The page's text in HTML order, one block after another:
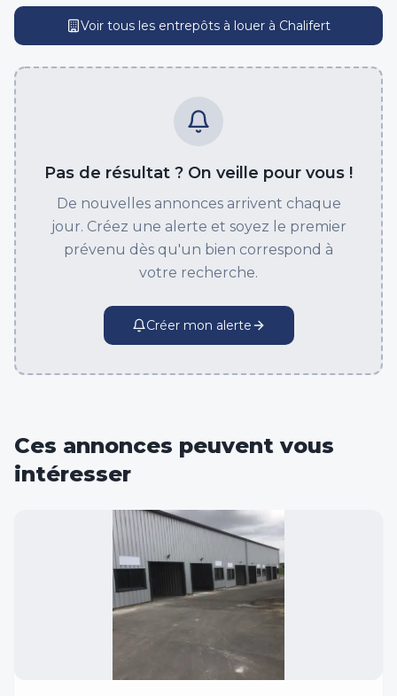
Voir tous les entrepôts à louer à Chalifert
Pas de résultat ? On veille pour vous !
De nouvelles annonces arrivent chaque
jour. Créez une alerte et soyez le premier
prévenu dès qu'un bien correspond à
votre recherche.
Créer mon alerte
Ces annonces peuvent vous
intéresser